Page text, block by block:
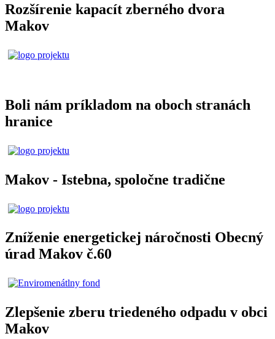
Rozšírenie kapacít zberného dvora
Makov
Boli nám príkladom na oboch stranách
hranice
Makov - Istebna, spoločne tradične
Zníženie energetickej náročnosti Obecný
úrad Makov č.60
Zlepšenie zberu triedeného odpadu v obci
Makov